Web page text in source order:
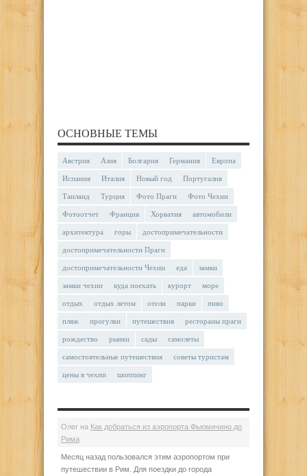
ОСНОВНЫЕ ТЕМЫ
Австрия Азия Болгария Германия Европа
Испания Италия Новый год Португалия
Таиланд Турция Фото Праги Фото Чехии
Фотоотчет Франция Хорватия автомобили
архитектура горы достопримечательности
достопримечательности Праги
достопримечательности Чехии еда замки
замки чехии куда поехать курорт море
отдых отдых летом отели парки пиво
пляж прогулки путешествия рестораны праги
рождество рынки сады самолеты
самостоятельные путешествия советы туристам
цены в чехии шоппинг
Олег на Как добраться из аэропорта Фьюмичино до
Рима
Месяц назад пользовался этим аэропортом при
путешествии в Рим. Для поездки до города